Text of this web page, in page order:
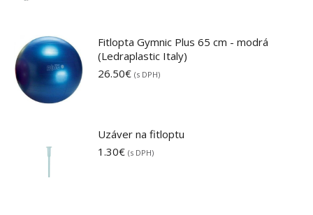
Fitlopta Gymnic Plus 65 cm - modrá
(Ledraplastic Italy)
26.50€ (s DPH)
Uzáver na fitloptu
1.30€ (s DPH)